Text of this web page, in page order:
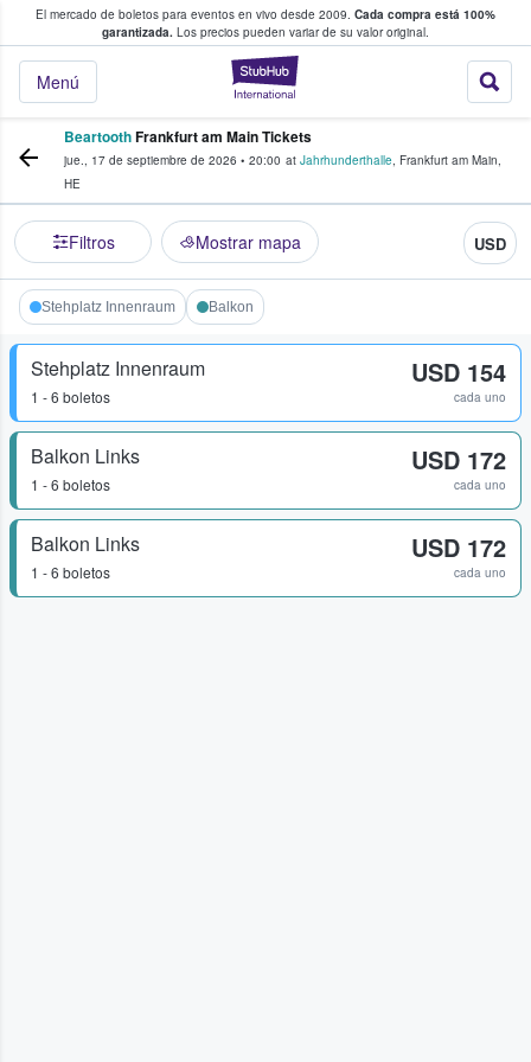
El mercado de boletos para eventos en vivo desde 2009. Cada compra está 100%
garantizada. Los precios pueden variar de su valor original.
StubHub: donde
Menú
fans compran y venden boletos
BeartoothFrankfurt am Main Tickets
jue., 17 de septiembre de 2026 • 20:00 at Jahrhunderthalle, Frankfurt am Main,
HE
Filtros Mostrar mapa USD
Stehplatz Innenraum Balkon
Stehplatz Innenraum
1 - 6 boletos
USD 154
cada uno
Balkon Links
1 - 6 boletos
USD 172
cada uno
Balkon Links
1 - 6 boletos
USD 172
cada uno